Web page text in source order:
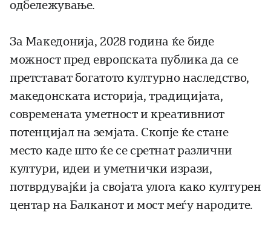
одбележување.
За Македонија, 2028 година ќе биде
можност пред европската публика да се
претстават богатото културно наследство,
македонската историја, традицијата,
современата уметност и креативниот
потенцијал на земјата. Скопје ќе стане
место каде што ќе се сретнат различни
култури, идеи и уметнички изрази,
потврдувајќи ја својата улога како културен
центар на Балканот и мост меѓу народите.